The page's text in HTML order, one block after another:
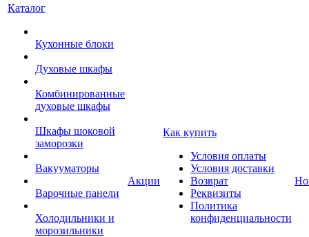
Каталог
Кухонные блоки
Духовые шкафы
Комбинированные
духовые шкафы
Шкафы шоковой
заморозки
Вакууматоры
Варочные панели
Холодильники и
морозильники
Акции
Как купить
Условия оплаты
Условия доставки
Возврат
Реквизиты
Политика
конфиденциальности